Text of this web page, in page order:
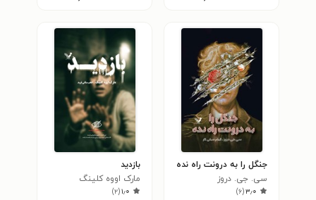
جنگل را به درونت راه نده
سی. جی. دروز
۳٫۰(۶)
بازدید
مارک اووه کلینگ
۱٫۰(۲)